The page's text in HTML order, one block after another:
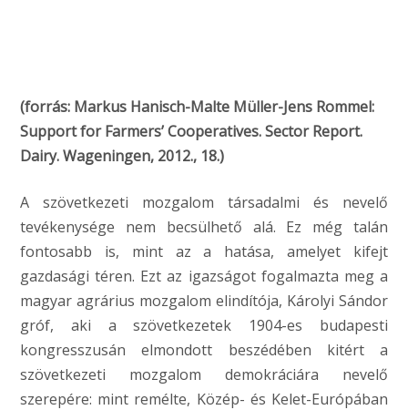
(forrás: Markus Hanisch-Malte Müller-Jens Rommel:
Support for Farmers’ Cooperatives. Sector Report.
Dairy. Wageningen, 2012., 18.)
A szövetkezeti mozgalom társadalmi és nevelő
tevékenysége nem becsülhető alá. Ez még talán
fontosabb is, mint az a hatása, amelyet kifejt
gazdasági téren. Ezt az igazságot fogalmazta meg a
magyar agrárius mozgalom elindítója, Károlyi Sándor
gróf, aki a szövetkezetek 1904-es budapesti
kongresszusán elmondott beszédében kitért a
szövetkezeti mozgalom demokráciára nevelő
szerepére: mint remélte, Közép- és Kelet-Európában